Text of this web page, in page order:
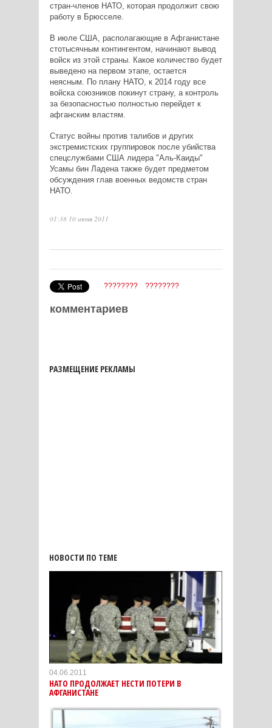
стран-членов НАТО, которая продолжит свою
работу в Брюсселе.
В июле США, располагающие в Афганистане
стотысячным контингентом, начинают вывод
войск из этой страны. Какое количество будет
выведено на первом этапе, остается
неясным. По плану НАТО, к 2014 году все
войска союзников покинут страну, а контроль
за безопасностью полностью перейдет к
афганским властям.
Статус войны против талибов и других
экстремистских группировок после убийства
спецслужбами США лидера "Аль-Каиды"
Усамы бин Ладена также будет предметом
обсуждения глав военных ведомств стран
НАТО.
01:38 10 июня 2011
???????? ????????
комментариев
РАЗМЕЩЕНИЕ РЕКЛАМЫ
НОВОСТИ ПО ТЕМЕ
04.06.2011
НАТО ПРОДОЛЖАЕТ НЕСТИ ПОТЕРИ В
АФГАНИСТАНЕ